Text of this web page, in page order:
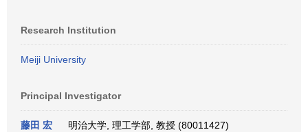
Research Institution
Meiji University
Principal Investigator
藤田 宏 明治大学, 理工学部, 教授 (80011427)